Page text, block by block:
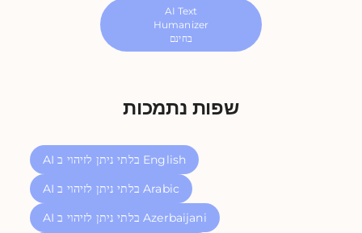
AI Text
Humanizer
בחינם
שפות נתמכות
AI בלתי ניתן לזיהוי ב English
AI בלתי ניתן לזיהוי ב Arabic
AI בלתי ניתן לזיהוי ב Azerbaijani